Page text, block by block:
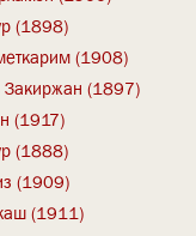
(1898)
(1908)
(1897)
(1917)
(1888)
(1909)
(1911)